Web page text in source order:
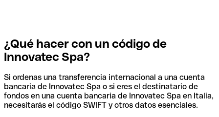
¿Qué hacer con un código de
Innovatec Spa?
Si ordenas una transferencia internacional a una cuenta
bancaria de Innovatec Spa o si eres el destinatario de
fondos en una cuenta bancaria de Innovatec Spa en Italia,
necesitarás el código SWIFT y otros datos esenciales.